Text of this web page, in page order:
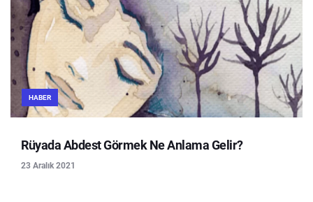
HABER
Rüyada Abdest Görmek Ne Anlama Gelir?
23 Aralık 2021